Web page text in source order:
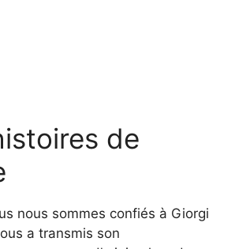
de
nous sommes confiés à Giorgi
a transmis son